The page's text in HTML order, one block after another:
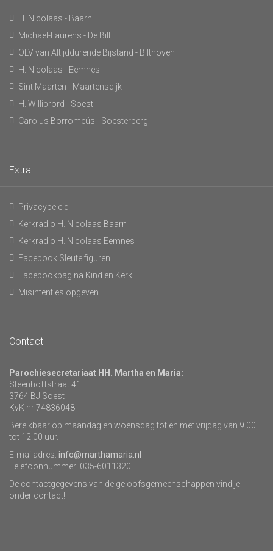
H. Nicolaas - Baarn
Michaël-Laurens - De Bilt
OLV van Altijddurende Bijstand - Bilthoven
H. Nicolaas - Eemnes
Sint Maarten - Maartensdijk
H. Willibrord - Soest
Carolus Borromeüs - Soesterberg
Extra
Privacybeleid
Kerkradio H. Nicolaas Baarn
Kerkradio H. Nicolaas Eemnes
Facebook Sleutelfiguren
Facebookpagina Kind en Kerk
Misintenties opgeven
Contact
Parochiesecretariaat HH. Martha en Maria:
Steenhoffstraat 41
3764 BJ Soest
KvK nr 74836048
Bereikbaar op maandag en woensdag tot en met vrijdag van 9.00
tot 12.00 uur.
E-mailadres: info@marthamaria.nl
Telefoonnummer: 035-6011320
De contactgegevens van de geloofsgemeenschappen vind je
onder contact!